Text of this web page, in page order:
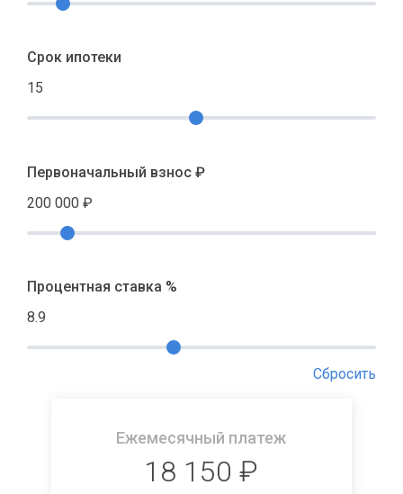
Срок ипотеки
15
Первоначальный взнос ₽
200 000 ₽
Процентная ставка %
8.9
Сбросить
Ежемесячный платеж
18 150 ₽